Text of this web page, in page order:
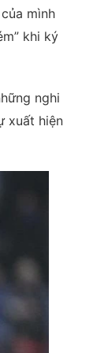
mình
khi ký
nghi
xuất hiện